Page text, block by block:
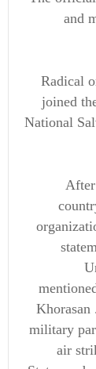
and
Radical
joined
National
After
Khorasan
military
air